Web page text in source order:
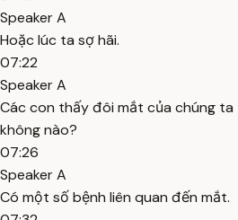
Speaker A
Hoặc lúc ta sợ hãi.
07:22
Speaker A
Các con thấy đôi mắt của chúng ta
không nào?
07:26
Speaker A
Có một số bệnh liên quan đến mắt.